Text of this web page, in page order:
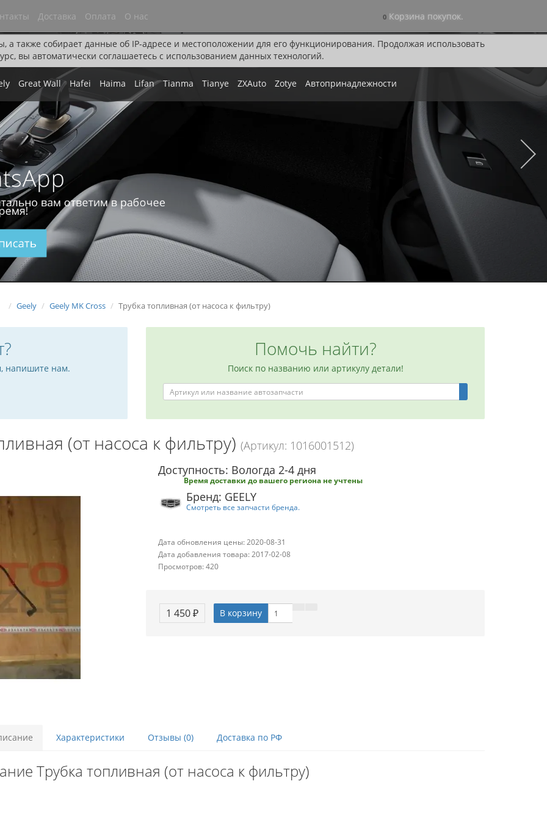
также собирает данные об IP-адресе и местоположении для его функционирования. Продолжая использовать
вы автоматически соглашаетесь с использованием данных технологий.
Доставка Оплата О нас 0 Корзина покупок.
Great Wall Hafei Haima Lifan Tianma Tianye ZXAuto Zotye Автопринадлежности
вам ответим в рабочее
Geely Geely MK Cross Трубка топливная (от насоса к фильтру)
напишите нам.
Помочь найти?
Поиск по названию или артикулу детали!
(от насоса к фильтру) (Артикул: 1016001512)
Доступность: Вологда 2-4 дня
Время доставки до вашего региона не учтены
Бренд: GEELY
Смотреть все запчасти бренда.
Дата обновления цены: 2020-08-31
Дата добавления товара: 2017-02-08
Просмотров: 420
1 450 ₽ В корзину
Характеристики Отзывы (0) Доставка по РФ
Трубка топливная (от насоса к фильтру)